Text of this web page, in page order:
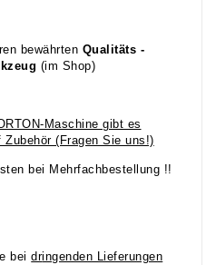
bewährten Qualitäts -
(im Shop)
Maschine gibt es
Zubehör (Fragen Sie uns!)
bei Mehrfachbestellung !!
beidringenden Lieferungen